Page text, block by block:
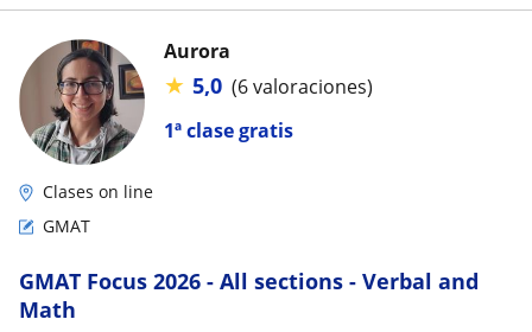
1ª clase gratis
Aurora
★ 5,0 (6 valoraciones)
Clases on line
GMAT
GMAT Focus 2026 - All sections - Verbal and
Math